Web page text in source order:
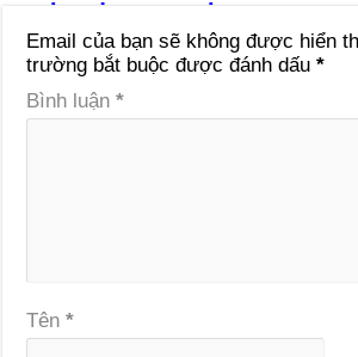
Email của bạn sẽ không được hiển
trường bắt buộc được đánh dấu*
Bình luận*
Tên*